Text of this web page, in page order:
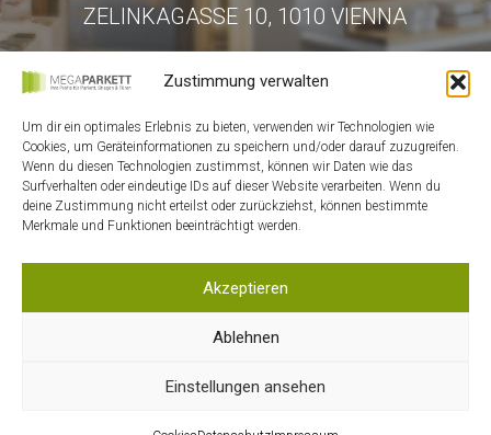
Zustimmung verwalten
Um dir ein optimales Erlebnis zu bieten, verwenden wir Technologien wie
Cookies, um Geräteinformationen zu speichern und/oder darauf zuzugreifen.
Wenn du diesen Technologien zustimmst, können wir Daten wie das
Surfverhalten oder eindeutige IDs auf dieser Website verarbeiten. Wenn du
deine Zustimmung nicht erteilst oder zurückziehst, können bestimmte
Merkmale und Funktionen beeinträchtigt werden.
Akzeptieren
Ablehnen
Einstellungen ansehen
ZELINKAGASSE 10, 1010 VIENNA
HOME
KONTAKT
MEIN ACCOUNT
WARENKORB
DATENSCHUTZ
IMPRESSUM